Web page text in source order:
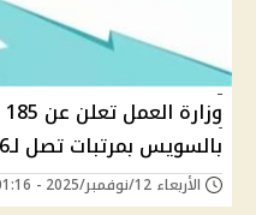
بالسويس بمرتبات تصل لـ16 ألف جنيه
الأربعاء 12/نوفمبر/2025 - 01:16 م